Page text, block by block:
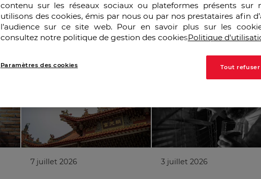
7 juillet 2026 3 juillet 2026
contenu sur les réseaux sociaux ou plateformes présents sur
utilisons des cookies, émis par nous ou par nos prestataires afin
l’audience sur ce site web. Pour en savoir plus sur les
consultez notre politique de gestion des cookiesPolitique
Paramètres des cookies Tout refuser